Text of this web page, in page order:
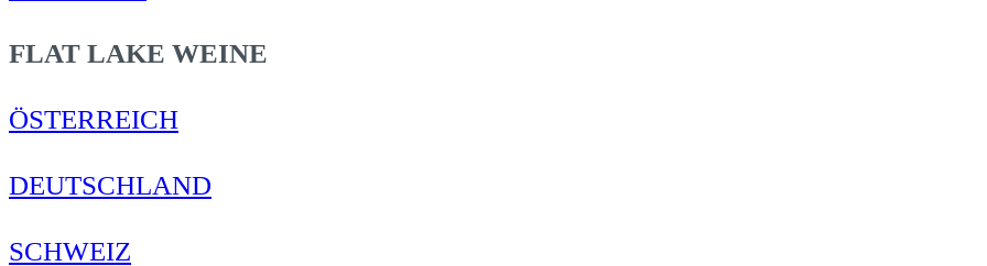
FLAT LAKE WEINE
ÖSTERREICH
DEUTSCHLAND
SCHWEIZ